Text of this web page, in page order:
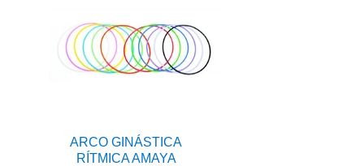
ARCO GINÁSTICA
RÍTMICA AMAYA